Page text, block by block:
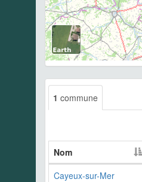
1 commune
Nom
Cayeux-sur-Mer